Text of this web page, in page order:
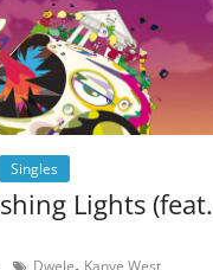
Singles
Lights (feat.
Dwele, Kanye West